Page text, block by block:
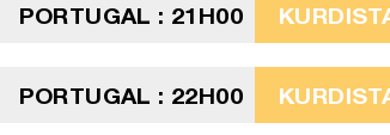
PORTUGAL : 21H00
PORTUGAL : 22H00